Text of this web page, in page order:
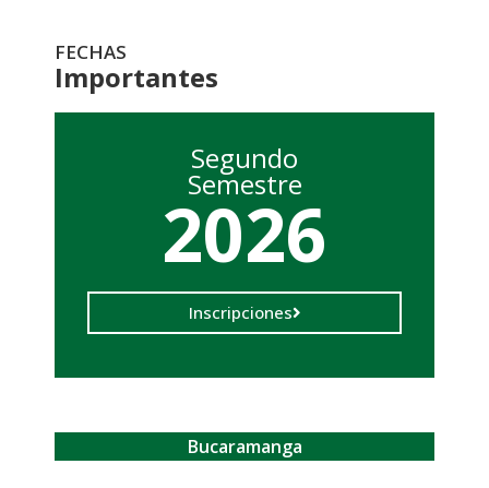
FECHAS
Importantes
Segundo
Semestre
2026
Inscripciones
Bucaramanga